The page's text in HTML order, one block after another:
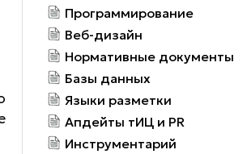
Программирование
Веб-дизайн
Нормативные документы
Базы данных
Языки разметки
Апдейты тИЦ и PR
Инструментарий